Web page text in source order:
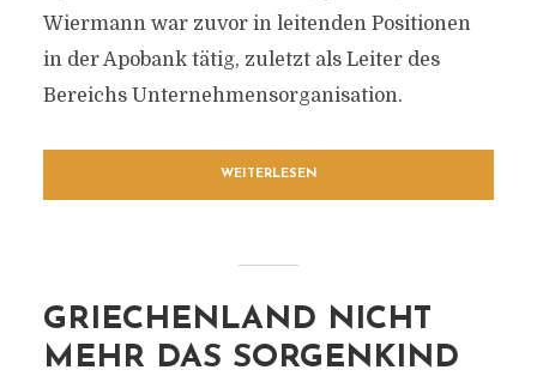
Wiermann war zuvor in leitenden Positionen
in der Apobank tätig, zuletzt als Leiter des
Bereichs Unternehmensorganisation.
WEITERLESEN
GRIECHENLAND NICHT
MEHR DAS SORGENKIND